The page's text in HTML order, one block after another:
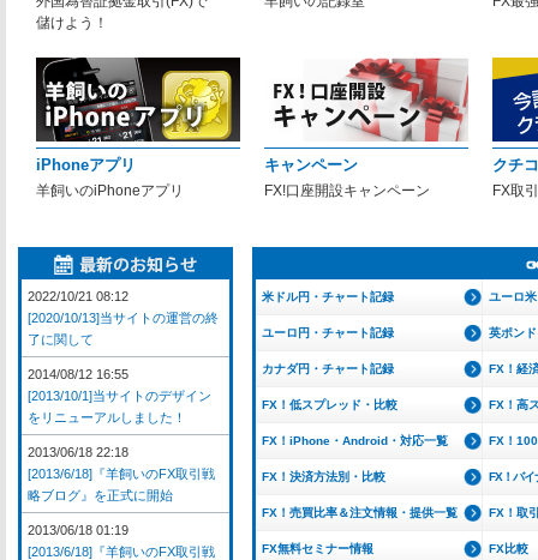
儲けよう！
iPhoneアプリ
羊飼いのiPhoneアプリ
キャンペーン
FX!口座開設キャンペーン
クチ
FX取
米ドル円・チャート記録 ユーロ
ユーロ円・チャート記録 英ポン
カナダ円・チャート記録 FX！経
FX！低スプレッド・比較 FX！高
FX！iPhone・Android・対応一覧 FX！
FX！決済方法別・比較 FX！バイ
FX！売買比率＆注文情報・提供一覧 FX！取
FX無料セミナー情報 FX比較
2022/10/21 08:12
[2020/10/13]当サイトの運営の終
了に関して
2014/08/12 16:55
[2013/10/1]当サイトのデザイン
をリニューアルしました！
2013/06/18 22:18
[2013/6/18]『羊飼いのFX取引戦
略ブログ』を正式に開始
2013/06/18 01:19
[2013/6/18]『羊飼いのFX取引戦